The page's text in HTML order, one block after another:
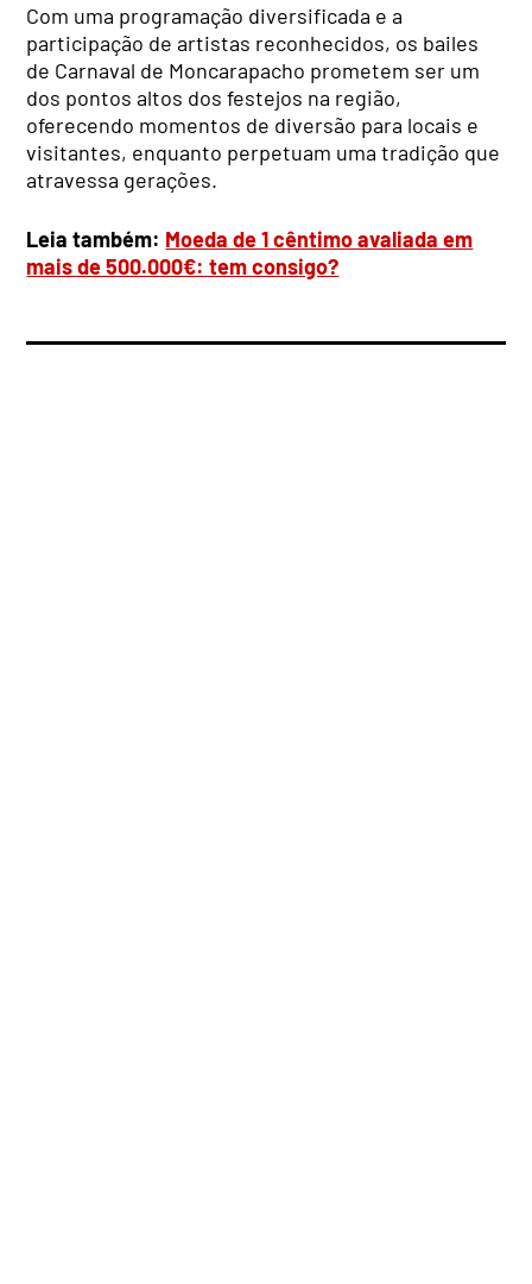
Com uma programação diversificada e a
participação de artistas reconhecidos, os bailes
de Carnaval de Moncarapacho prometem ser um
dos pontos altos dos festejos na região,
oferecendo momentos de diversão para locais e
visitantes, enquanto perpetuam uma tradição que
atravessa gerações.
Leia também: Moeda de 1 cêntimo avaliada em
mais de 500.000€: tem consigo?